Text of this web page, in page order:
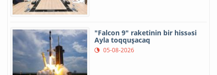
"Falcon 9" raketinin bir hissəsi
Ayla toqquşacaq
05-08-2026